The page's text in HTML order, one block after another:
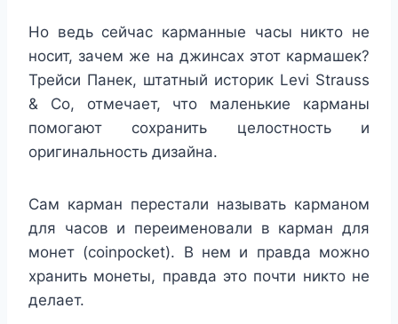
Но ведь сейчас карманные часы никто не
носит, зачем же на джинсах этот кармашек?
Трейси Панек, штатный историк Levi Strauss
& Co, отмечает, что маленькие карманы
помогают сохранить целостность и
оригинальность дизайна.
Сам карман перестали называть карманом
для часов и переименовали в карман для
монет (coinpocket). В нем и правда можно
хранить монеты, правда это почти никто не
делает.